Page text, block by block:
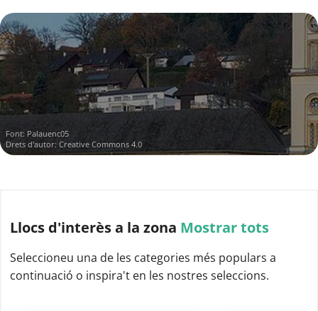
Font: Palauenc05
Drets d'autor: Creative Commons 4.0
Llocs d'interèsa la zona Mostrar tots
Seleccioneu una de les categories més populars a
continuació o inspira't en les nostres seleccions.